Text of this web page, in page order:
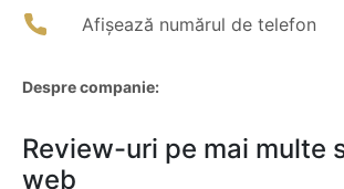
Afișează numărul de telefon
Despre companie:
Review-uri pe mai multe
web